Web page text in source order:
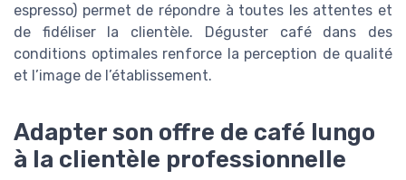
espresso) permet de répondre à toutes les attentes et
de fidéliser la clientèle. Déguster café dans des
conditions optimales renforce la perception de qualité
et l’image de l’établissement.
Adapter son offre de café lungo
à la clientèle professionnelle